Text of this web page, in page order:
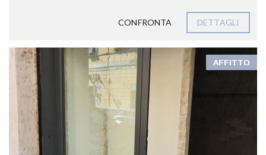
CONFRONTA DETTAGLI
AFFITTO